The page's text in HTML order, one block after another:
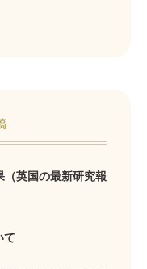
（英国の最新研究報
て